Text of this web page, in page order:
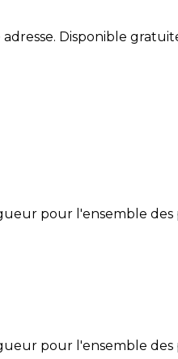
Disponible
pour l'ensemble des
pour l'ensemble des